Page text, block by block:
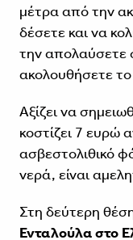
μέτρα από την
δέσετε και να
την απολαύσετε
ακολουθήσετε
Αξίζει να
κοστίζει 7 ευρώ
ασβεστολιθικό
νερά, είναι
Στη δεύτερη
Ενταλούλα στο